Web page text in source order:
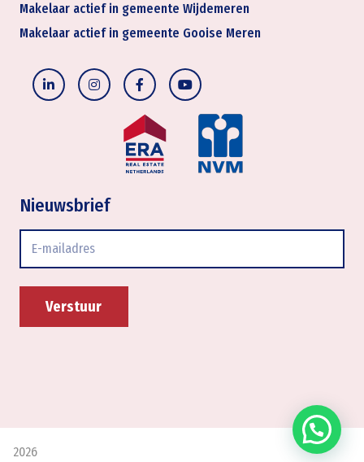
Makelaar actief in gemeente Wijdemeren
Makelaar actief in gemeente Gooise Meren
Nieuwsbrief
2026